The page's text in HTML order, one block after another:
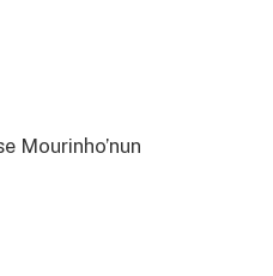
Mourinho’nun